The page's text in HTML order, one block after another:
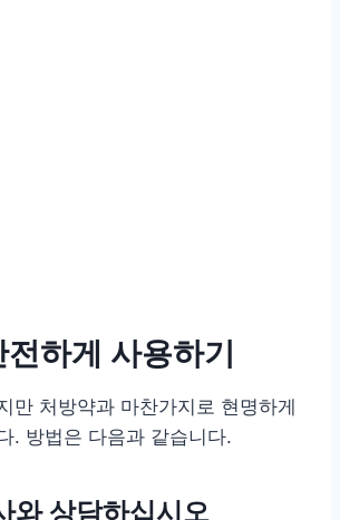
하게 사용하기
만 처방약과 마찬가지로 현명하게
. 방법은 다음과 같습니다.
와 상담하십시오